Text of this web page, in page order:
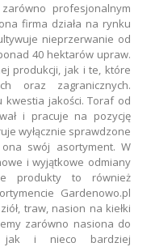
profesjonalnym
firma działa na rynku
nieprzerwanie od
40 hektarów upraw.
produkcji, jak i te, które
oraz zagranicznych.
kwestia jakości. Toraf od
i pracuje na pozycję
wyłącznie sprawdzone
swój asortyment. W
i wyjątkowe odmiany
produkty to również
Gardenowo.pl
traw, nasion na kiełki
zarówno nasiona do
jak i nieco bardziej